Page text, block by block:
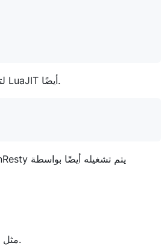
لتشغيله مباشرة، مع العلم أنه يتم تنفيذه في النهاية باستخدام LuaJIT أيضًا.
لأن الكثير من كود OpenResty يتم تشغيله أيضًا بواسطة
، مثل التالي.